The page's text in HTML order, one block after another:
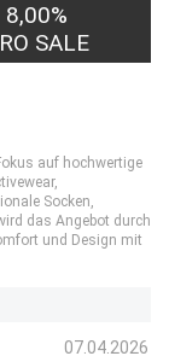
8,00%
SALE
auf hochwertige
Socken,
das Angebot durch
und Design mit
07.04.2026